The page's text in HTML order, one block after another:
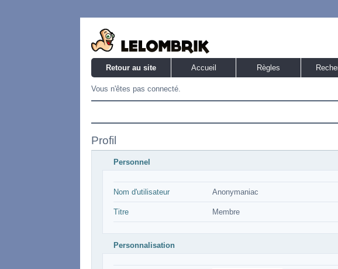
Retour au site Accueil Règles
Vous n'êtes pas connecté.
Profil
Personnel
Nom d'utilisateur Anonymaniac
Titre Membre
Personnalisation